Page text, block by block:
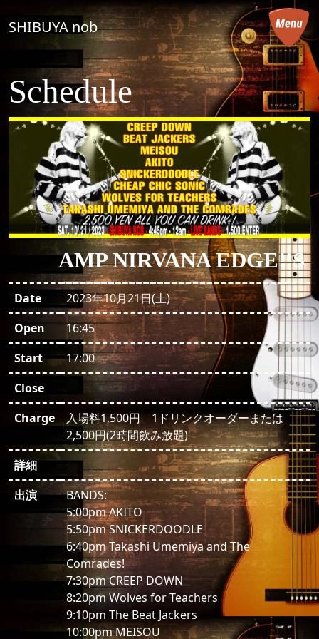
コンテンツへスキップ
メインナビゲーション
SHIBUYA nob
Schedule
AMP NIRVANA EDGE!’S
Date
2023年10月21日(土)
Open
16:45
Start
17:00
Close
Charge
入場料1,500円 1ドリンクオーダーまたは
2,500円(2時間飲み放題)
詳細
出演
BANDS:
5:00pm AKITO
5:50pm SNICKERDOODLE
6:40pm Takashi Umemiya and The
Comrades!
7:30pm CREEP DOWN
8:20pm Wolves for Teachers
9:10pm The Beat Jackers
10:00pm MEISOU